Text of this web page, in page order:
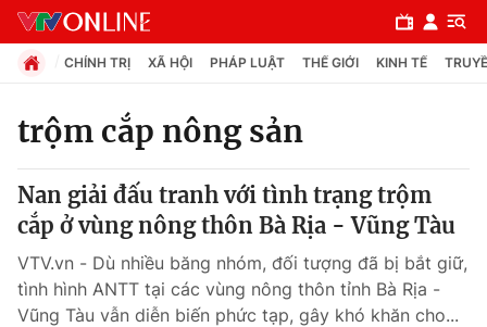
Chuyên mục
Chính trị
Xã hội
CHÍNH TRỊ XÃ HỘI PHÁP LUẬT THẾ GIỚI KINH TẾ
trộm cắp nông sản
Nan giải đấu tranh với tình trạng trộm
cắp ở vùng nông thôn Bà Rịa - Vũng Tàu
VTV.vn - Dù nhiều băng nhóm, đối tượng đã bị bắt giữ,
tình hình ANTT tại các vùng nông thôn tỉnh Bà Rịa -
Vũng Tàu vẫn diễn biến phức tạp, gây khó khăn cho...